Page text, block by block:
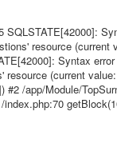
SQLSTATE[42000]:
resource (current
Syntax
(current
/app/Module/